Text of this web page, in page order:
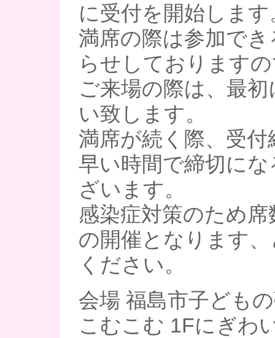
に受付を開始します
満席の際は参加で
らせしております
ご来場の際は、最
い致します。
満席が続く際、受
早い時間で締切に
ざいます。
感染症対策のため
の開催となります
ください。
会場 福島市子ども
こむこむ 1Fにぎわ